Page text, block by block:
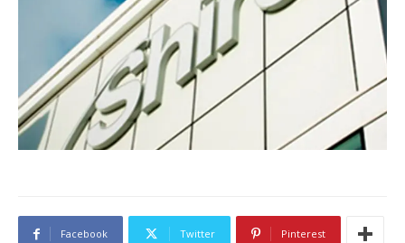
Facebook Twitter Pinterest